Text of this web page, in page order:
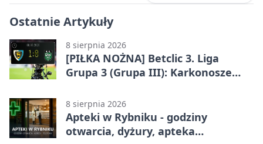
Ostatnie Artykuły
8 sierpnia 2026
[PIŁKA NOŻNA] Betclic 3. Liga
Grupa 3 (Grupa III): Karkonosze
8 sierpnia 2026
Apteki w Rybniku - godziny
otwarcia, dyżury, apteka